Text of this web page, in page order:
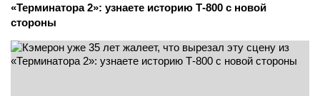
«Терминатора 2»: узнаете историю Т-800 с новой
стороны